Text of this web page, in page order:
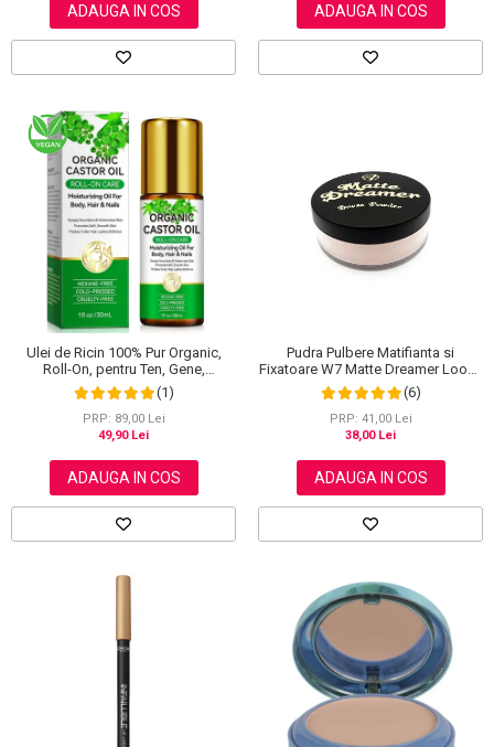
ADAUGA IN COS ADAUGA IN COS
Ulei de Ricin 100% Pur Organic,
Roll-On, pentru Ten, Gene,
Sprancene, Unghii, 30 ml
(1)
PRP: 89,00 Lei
49,90 Lei
ADAUGA IN COS
Pudra Pulbere Matifianta si
Fixatoare W7 Matte Dreamer Loose
Powder - Classy Cameo, 20g
(6)
PRP: 41,00 Lei
38,00 Lei
ADAUGA IN COS